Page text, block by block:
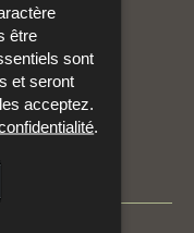
être
sont
et seront
acceptez.
.